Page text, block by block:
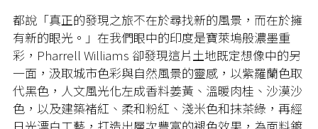
都說「真正的發現之旅不在於尋找新的風景，而在於擁
有新的眼光。」在我們眼中的印度是寶萊塢般濃墨重
彩，Pharrell Williams 卻發現這片土地既定想像中的另
一面，汲取城市色彩與自然風景的靈感，以紫羅蘭色取
代黑色，人文風光化左成香料姜黃、溫暖肉桂、沙漠沙
色，以及建築褚紅、柔和粉紅、淺米色和抹茶綠，再經